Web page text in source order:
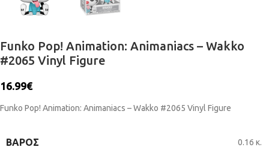
Funko Pop! Animation: Animaniacs – Wakko
#2065 Vinyl Figure
16.99€
Funko Pop! Animation: Animaniacs – Wakko #2065 Vinyl Figure
ΒΆΡΟΣ 0.16 κ.